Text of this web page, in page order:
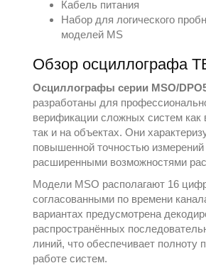
Кабель питания
Набор для логического
моделей MS
Обзор осциллографа
Осциллографы серии MSO/
разработаны для
верификации сложных систем как
так и на объектах. Они
повышенной точностью измерений
расширенными возможностями
Модели MSO располагают 16
согласованными по времени
вариантах предусмотрена
распространённых
линий, что обеспечивает полноту
работе систем.